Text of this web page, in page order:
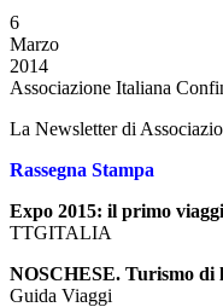
6
Marzo
2014
Associazione Italiana
La Newsletter di
Rassegna Stampa
Expo 2015: il primo
TTGITALIA
NOSCHESE. Turismo di
Guida Viaggi